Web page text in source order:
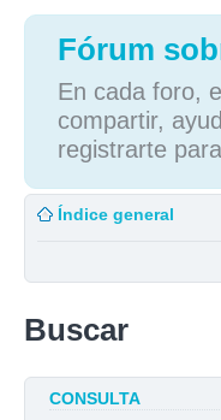
Fórum
En cada foro,
compartir,
registrarte
Índice general
Buscar
CONSULTA